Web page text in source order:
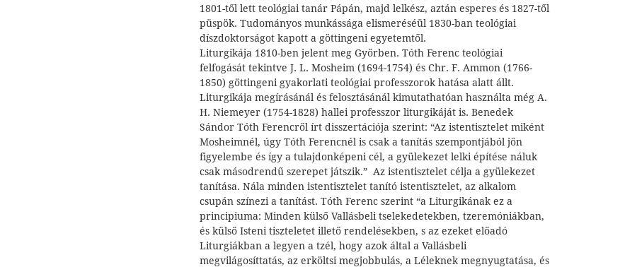
1801-től lett teológiai tanár Pápán, majd lelkész, aztán esperes és 1827-től
püspök. Tudományos munkássága elismeréséül 1830-ban teológiai
díszdoktorságot kapott a göttingeni egyetemtől.
Liturgikája 1810-ben jelent meg Győrben. Tóth Ferenc teológiai
felfogását tekintve J. L. Mosheim (1694-1754) és Chr. F. Ammon (1766-
1850) göttingeni gyakorlati teológiai professzorok hatása alatt állt.
Liturgikája megírásánál és felosztásánál kimutathatóan használta még A.
H. Niemeyer (1754-1828) hallei professzor liturgikáját is. Benedek
Sándor Tóth Ferencről írt disszertációja szerint: “Az istentisztelet miként
Mosheimnél, úgy Tóth Ferencnél is csak a tanítás szempontjából jön
figyelembe és így a tulajdonképeni cél, a gyülekezet lelki építése náluk
csak másodrendű szerepet játszik.” Az istentisztelet célja a gyülekezet
tanítása. Nála minden istentisztelet tanító istentisztelet, az alkalom
csupán színezi a tanítást. Tóth Ferenc szerint “a Liturgikának ez a
principiuma: Minden külső Vallásbeli tselekedetekben, tzeremóniákban,
és külső Isteni tiszteletet illető rendelésekben, s az ezeket előadó
Liturgiákban a legyen a tzél, hogy azok által a Vallásbeli
megvilágosíttatás, az erköltsi megjobbulás, a Léleknek megnyugtatása, és